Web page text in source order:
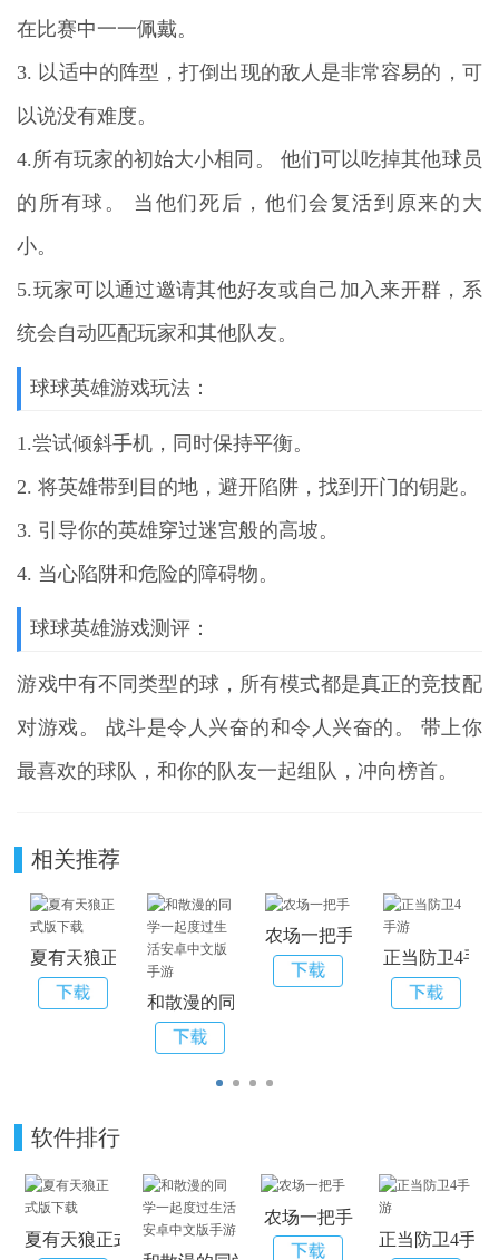
在比赛中一一佩戴。
3. 以适中的阵型，打倒出现的敌人是非常容易的，可
以说没有难度。
4.所有玩家的初始大小相同。 他们可以吃掉其他球员
的所有球。 当他们死后，他们会复活到原来的大
小。
5.玩家可以通过邀请其他好友或自己加入来开群，系
统会自动匹配玩家和其他队友。
球球英雄游戏玩法：
1.尝试倾斜手机，同时保持平衡。
2. 将英雄带到目的地，避开陷阱，找到开门的钥匙。
3. 引导你的英雄穿过迷宫般的高坡。
4. 当心陷阱和危险的障碍物。
球球英雄游戏测评：
游戏中有不同类型的球，所有模式都是真正的竞技配
对游戏。 战斗是令人兴奋的和令人兴奋的。 带上你
最喜欢的球队，和你的队友一起组队，冲向榜首。
相关推荐
夏有天狼正式版下载
和散漫的同学一起度过生活安卓中文版手游
农场一把手
正当防卫4手游
软件排行
夏有天狼正式版下载
农场一把手
正当防卫4手游